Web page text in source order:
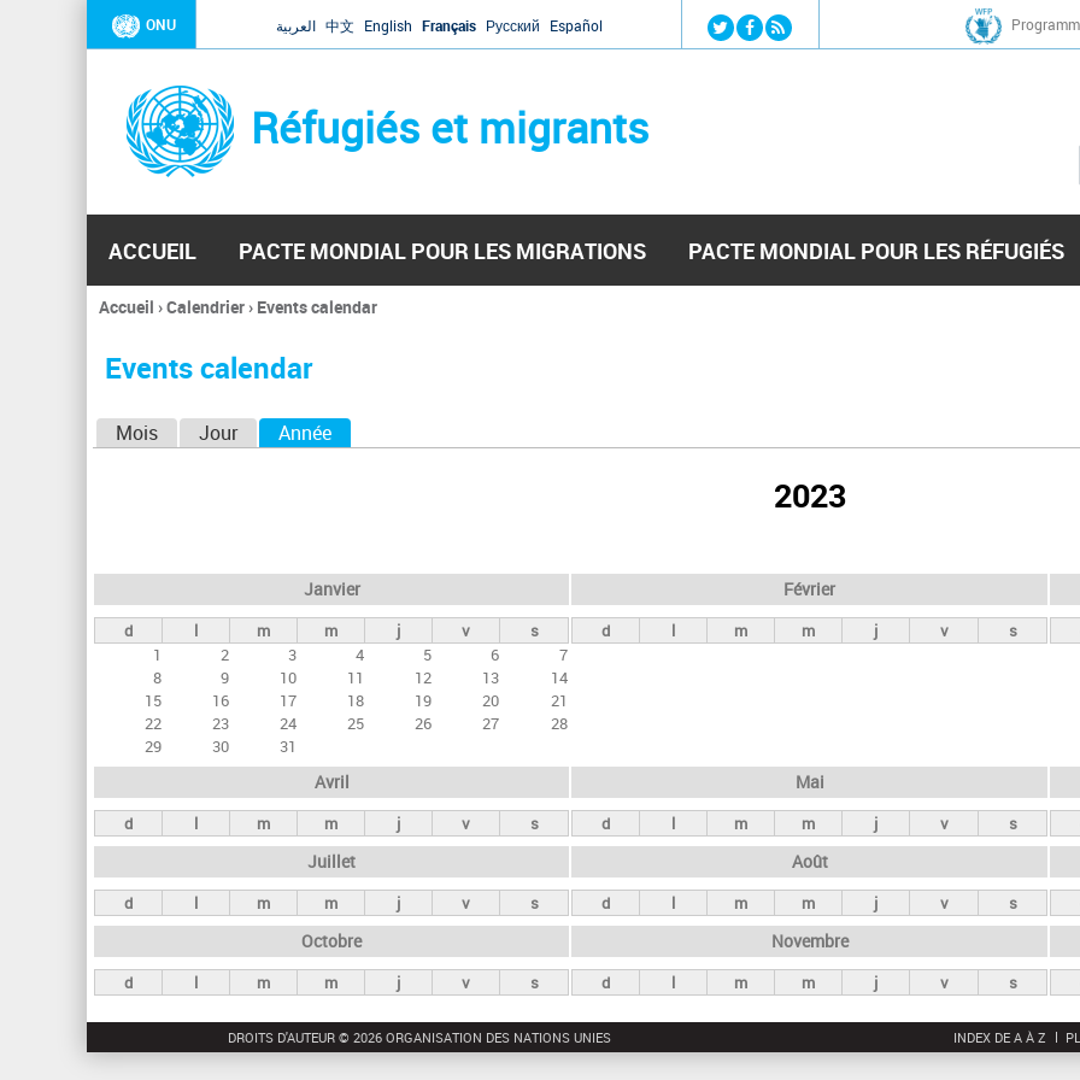
Jump to navigation
ONU العربية 中文 English Français Русский Español
Réfugiés et migrants
ACCUEIL PACTE MONDIAL POUR LES MIGRATIONS PACTE MONDIAL POUR LES RÉFUGIÉS
Vous
ici
Accueil ›Calendrier› Events calendar
Events calendar
e
t
s
n
c
i
p
a
x
Mois Jour Année
2023
Janvier
d l m m j v
s
1
2 3 4 5 6
7
8
9 10 11 12 13
14
15
16 17 18 19 20
21
22
23 24 25 26 27
28
29
30 31
Février
d l m m j v s
Avril
d l m m j v s
Mai
d l m m j v s
Juillet
d l m m j v s
Août
d l m m j v s
Octobre
d l m m j v s
Novembre
d l m m j v s
DROITS D'AUTEUR © 2026 ORGANISATION DES NATIONS UNIES INDEX DE A À Z